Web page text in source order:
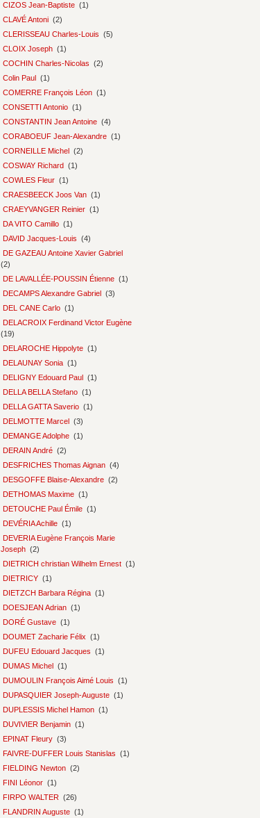
CIZOS Jean-Baptiste (1)
CLAVÉ Antoni (2)
CLERISSEAU Charles-Louis (5)
CLOIX Joseph (1)
COCHIN Charles-Nicolas (2)
Colin Paul (1)
COMERRE François Léon (1)
CONSETTI Antonio (1)
CONSTANTIN Jean Antoine (4)
CORABOEUF Jean-Alexandre (1)
CORNEILLE Michel (2)
COSWAY Richard (1)
COWLES Fleur (1)
CRAESBEECK Joos Van (1)
CRAEYVANGER Reinier (1)
DA VITO Camillo (1)
DAVID Jacques-Louis (4)
DE GAZEAU Antoine Xavier Gabriel
(2)
DE LAVALLÉE-POUSSIN Étienne (1)
DECAMPS Alexandre Gabriel (3)
DEL CANE Carlo (1)
DELACROIX Ferdinand Victor Eugène
(19)
DELAROCHE Hippolyte (1)
DELAUNAY Sonia (1)
DELIGNY Edouard Paul (1)
DELLA BELLA Stefano (1)
DELLA GATTA Saverio (1)
DELMOTTE Marcel (3)
DEMANGE Adolphe (1)
DERAIN André (2)
DESFRICHES Thomas Aignan (4)
DESGOFFE Blaise-Alexandre (2)
DETHOMAS Maxime (1)
DETOUCHE Paul Émile (1)
DEVÉRIA Achille (1)
DEVERIA Eugène François Marie
Joseph (2)
DIETRICH christian Wilhelm Ernest (1)
DIETRICY (1)
DIETZCH Barbara Régina (1)
DOESJEAN Adrian (1)
DORÉ Gustave (1)
DOUMET Zacharie Félix (1)
DUFEU Edouard Jacques (1)
DUMAS Michel (1)
DUMOULIN François Aimé Louis (1)
DUPASQUIER Joseph-Auguste (1)
DUPLESSIS Michel Hamon (1)
DUVIVIER Benjamin (1)
EPINAT Fleury (3)
FAIVRE-DUFFER Louis Stanislas (1)
FIELDING Newton (2)
FINI Léonor (1)
FIRPO WALTER (26)
FLANDRIN Auguste (1)